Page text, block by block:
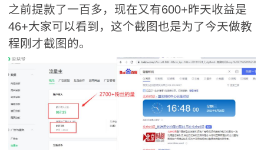
之前提款了一百多，现在又有600+昨天收益是
46+大家可以看到，这个截图也是为了今天做教
程刚才截图的。